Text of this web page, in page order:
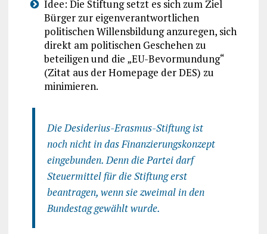
Idee: Die Stiftung setzt es sich zum Ziel
Bürger zur eigenverantwortlichen
politischen Willensbildung anzuregen, sich
direkt am politischen Geschehen zu
beteiligen und die „EU-Bevormundung“
(Zitat aus der Homepage der DES) zu
minimieren.
Die Desiderius-Erasmus-Stiftung ist
noch nicht in das Finanzierungskonzept
eingebunden. Denn die Partei darf
Steuermittel für die Stiftung erst
beantragen, wenn sie zweimal in den
Bundestag gewählt wurde.